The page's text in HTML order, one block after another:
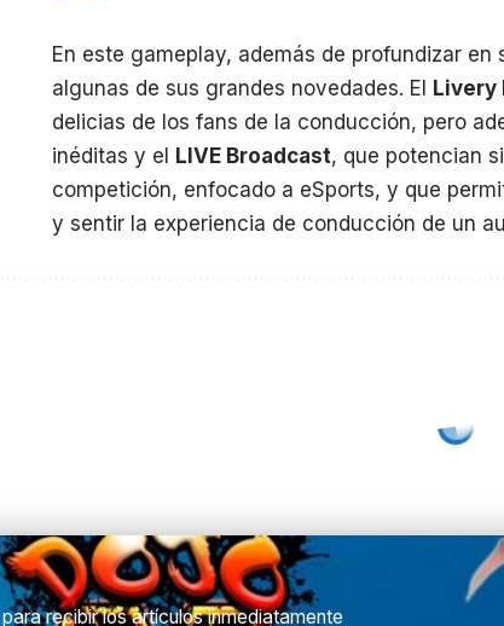
En este gameplay, además de profundizar
algunas de sus grandes novedades. El
Livery
delicias de los fans de la conducción, pero
inéditas y el
LIVE Broadcast, que potencian
competición, enfocado a eSports, y que
y sentir la experiencia de conducción de un
recibir los artículos inmediatamente